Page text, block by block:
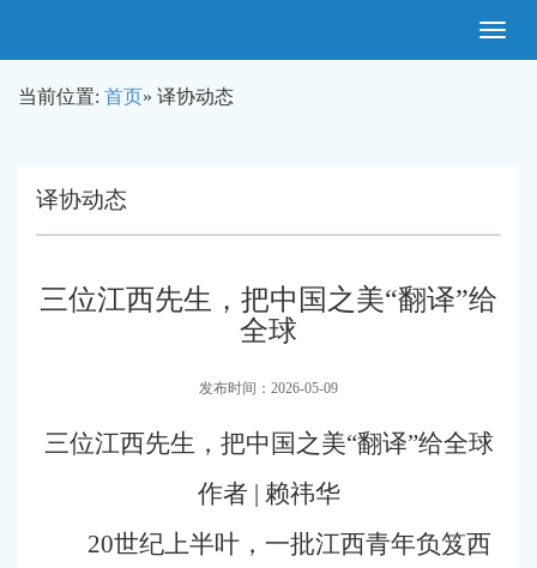
Toggle
当前位置: 首页» 译协动态
译协动态
三位江西先生，把中国之美“翻译”给
全球
发布时间：2026-05-09
三位江西先生，把中国之美“翻译”给全球
作者 | 赖祎华
20世纪上半叶，一批江西青年负笈西